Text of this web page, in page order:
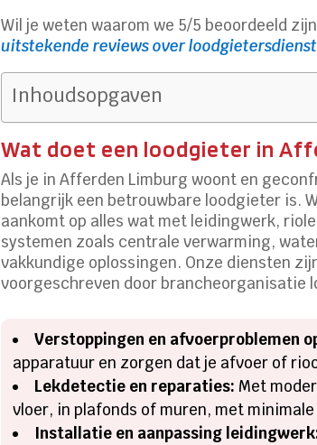
Wil je weten waarom we 5/5 beoordeeld
uitstekende reviews over
Inhoudsopgaven
Wat doet een loodgieter in
Als je in Afferden Limburg woont en
belangrijk een betrouwbare loodgieter is.
aankomt op alles wat met leidingwerk,
systemen zoals centrale verwarming,
vakkundige oplossingen. Onze diensten
voorgeschreven door brancheorganisatie
Verstoppingen en afvoerproblemen
apparatuur en zorgen dat je afvoer of
Lekdetectie en reparaties: Met
vloer, in plafonds of muren, met
Installatie en aanpassing